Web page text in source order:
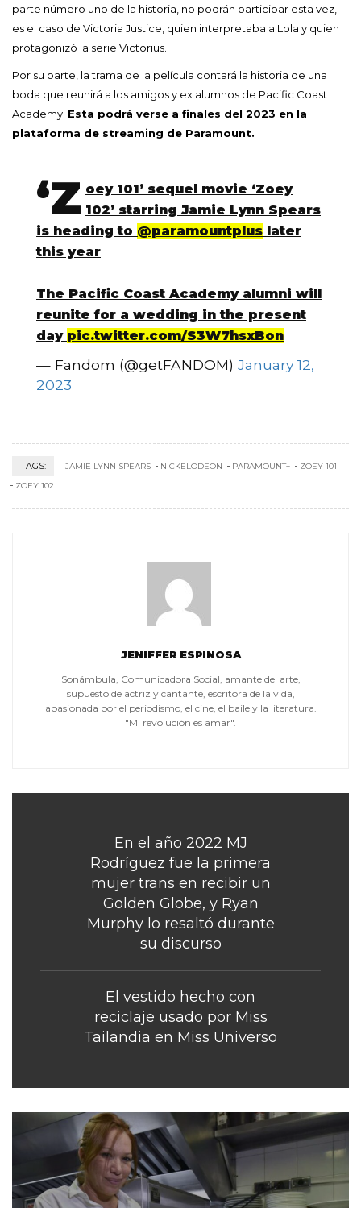
parte número uno de la historia, no podrán participar esta vez,
es el caso de Victoria Justice, quien interpretaba a Lola y quien
protagonizó la serie Victorius.
Por su parte, la trama de la película contará la historia de una
boda que reunirá a los amigos y ex alumnos de Pacific Coast
Academy. Esta podrá verse a finales del 2023 en la
plataforma de streaming de Paramount.
‘Z oey 101’ sequel movie ‘Zoey
102’ starring Jamie Lynn Spears
is heading to @paramountplus later
this year
The Pacific Coast Academy alumni will
reunite for a wedding in the present
day pic.twitter.com/S3W7hsxBon
— Fandom (@getFANDOM) January 12,
2023
TAGS: JAMIE LYNN SPEARS NICKELODEON PARAMOUNT+
ZOEY 101
ZOEY 102
JENIFFER ESPINOSA
Sonámbula, Comunicadora Social, amante del arte,
supuesto de actriz y cantante, escritora de la vida,
apasionada por el periodismo, el cine, el baile y la literatura.
"Mi revolución es amar".
En el año 2022 MJ
Rodríguez fue la primera
mujer trans en recibir un
Golden Globe, y Ryan
Murphy lo resaltó durante
su discurso
El vestido hecho con
reciclaje usado por Miss
Tailandia en Miss Universo